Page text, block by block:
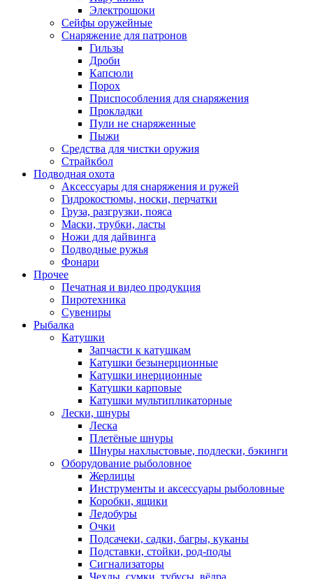
Электрошоки
Сейфы оружейные
Снаряжение для патронов
Гильзы
Дроби
Капсюли
Порох
Приспособления для снаряжения
Прокладки
Пули не снаряженные
Пыжи
Средства для чистки оружия
Страйкбол
Подводная охота
Аксессуары для снаряжения и ружей
Гидрокостюмы, носки, перчатки
Груза, разгрузки, пояса
Маски, трубки, ласты
Ножи для дайвинга
Подводные ружья
Фонари
Прочее
Печатная и видео продукция
Пиротехника
Сувениры
Рыбалка
Катушки
Запчасти к катушкам
Катушки безынерционные
Катушки инерционные
Катушки карповые
Катушки мультипликаторные
Лески, шнуры
Леска
Плетёные шнуры
Шнуры нахлыстовые, подлески, бэкинги
Оборудование рыболовное
Жерлицы
Инструменты и аксессуары рыболовные
Коробки, ящики
Ледобуры
Очки
Подсачеки, садки, багры, куканы
Подставки, стойки, род-поды
Сигнализаторы
Чехлы, сумки, тубусы, вёдра